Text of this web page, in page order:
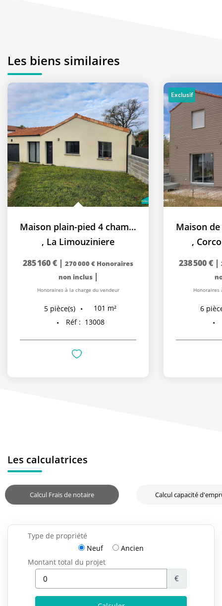
Les biens similaires
Maison plain-pied 4 chambres bourg de La Limouziniere
, La Limouziniere
285 160 € | 270 000 € Honoraires
non inclus |
Honoraires à la charge du vendeur
5 pièce(s) 101 m²
Réf : 13008
Exclusif
,
238 500 € |
Honoraires
6
Les calculatrices
Calcul Frais de notaire Calcul capacité